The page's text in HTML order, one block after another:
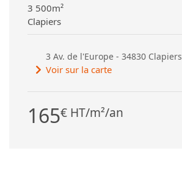
3 500m²
Clapiers
3 Av. de l'Europe - 34830 Clapiers
Voir sur la carte
165€ HT/m²/an